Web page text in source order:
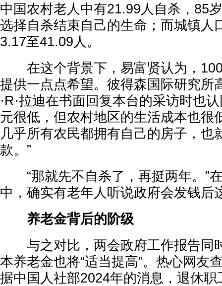
中国农村老人中有21.99人自杀，85
选择自杀结束自己的生命；而城镇人
3.17至41.09人。
在这个背景下，易富贤认为，100
提供一点点希望。彼得森国际研究所
·R·拉迪在书面回复本台的采访时也
元很低，但农村地区的生活成本也很
几乎所有农民都拥有自己的房子，也
款。”
“那就先不自杀了，再挺两年。”
中，确实有老年人听说政府会发钱后
养老金背后的阶级
与之对比，两会政府工作报告同
本养老金也将“适当提高”。热心网友
据中国人社部2024年的消息，退休